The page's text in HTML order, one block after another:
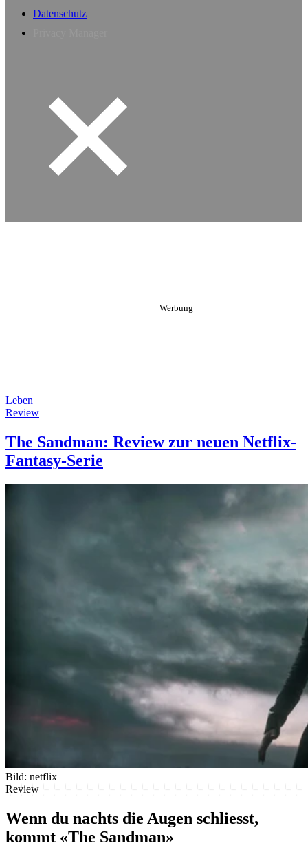
Datenschutz
Leben
Review
The Sandman: Review zur neuen Netflix-
Fantasy-Serie
Bild: netflix
Review
Wenn du nachts die Augen schliesst,
kommt «The Sandman»